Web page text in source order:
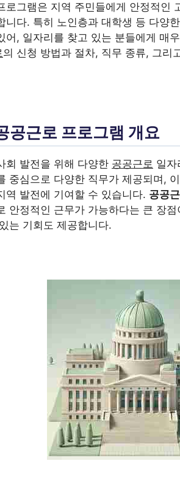
로그램은 지역 주민들에게 안정적인
니다. 특히 노인층과 대학생 등 다양
어, 일자리를 찾고 있는 분들에게 매
의 신청 방법과 절차, 직무 종류, 그리
공근로 프로그램 개요
회 발전을 위해 다양한 공공근로 일자
중심으로 다양한 직무가 제공되며,
역 발전에 기여할 수 있습니다. 공공
안정적인 근무가 가능하다는 큰 장
는 기회도 제공합니다.